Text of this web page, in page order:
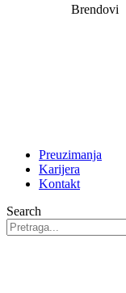
Brendovi
Preuzimanja
Karijera
Kontakt
Search